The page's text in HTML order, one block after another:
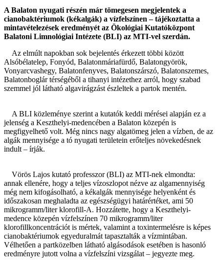
A Balaton nyugati részén már tömegesen megjelentek a
cianobaktériumok (kékalgák) a vízfelszínen – tájékoztatta a
mintavételezések eredményét az Ökológiai Kutatóközpont
Balatoni Limnológiai Intézete (BLI) az MTI-vel szerdán.
Az elmúlt napokban sok bejelentés érkezett többi között
Alsóbélatelep, Fonyód, Balatonmáriafürdő, Balatongyörök,
Vonyarcvashegy, Balatonfenyves, Balatonszárszó, Balatonszemes,
Balatonboglár térségéből a tihanyi intézethez arról, hogy szabad
szemmel jól látható algavirágzást észleltek a partok mentén.
A BLI közleménye szerint a kutatók keddi mérései alapján ez a
jelenség a Keszthelyi-medencében a Balaton közepén is
megfigyelhető volt. Még nincs nagy algatömeg jelen a vízben, de az
algák mennyisége a tó nyugati területein erőteljes növekedésnek
indult – írják.
Vörös Lajos kutató professzor (BLI) az MTI-nek elmondta:
annak ellenére, hogy a teljes vízoszlopot nézve az algamennyiség
még nem kifogásolható, a kékalgák mennyisége helyenként és
időszakosan meghaladta az egészségügyi határértéket, ami 50
mikrogramm/liter klorofill-A. Hozzátette, hogy a Keszthelyi-
medence közepén vízfelszínen 70 mikrogramm/liter
klorofillkoncentrációt is mértek, valamint a toxintermelésre is képes
cianobaktériumok egyeduralmát tapasztalták a vízmintában.
Vélhetően a partközelben látható algásodások esetében is hasonló
eredményre jutott volna a vízfelszíni vizsgálat – jegyezte meg.